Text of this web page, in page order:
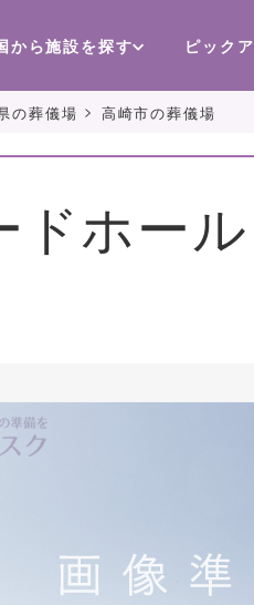
から施設を探す ピック
の葬儀場 > 高崎市の葬儀場
ドホール